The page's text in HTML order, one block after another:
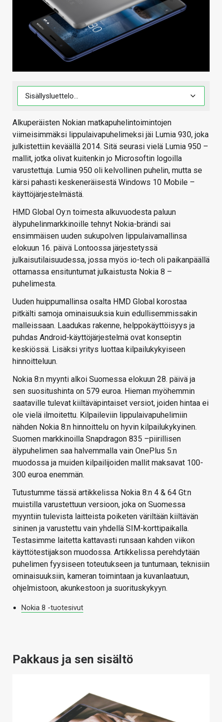
VAIHDA TEEMA
Alkuperäisten Nokian matkapuhelintoimintojen
viimeisimmäksi lippulaivapuhelimeksi jäi Lumia 930, joka
julkistettiin keväällä 2014. Sitä seurasi vielä Lumia 950 –
mallit, jotka olivat kuitenkin jo Microsoftin logoilla
varustettuja. Lumia 950 oli kelvollinen puhelin, mutta se
kärsi pahasti keskeneräisestä Windows 10 Mobile –
käyttöjärjestelmästä.
HMD Global Oy:n toimesta alkuvuodesta paluun
älypuhelinmarkkinoille tehnyt Nokia-brändi sai
ensimmäisen uuden sukupolven lippulaivamallinsa
elokuun 16. päivä Lontoossa järjestetyssä
julkaisutilaisuudessa, jossa myös io-tech oli paikanpäällä
ottamassa ensituntumat julkaistusta Nokia 8 –
puhelimesta.
Uuden huippumallinsa osalta HMD Global korostaa
pitkälti samoja ominaisuuksia kuin edullisemmissakin
malleissaan. Laadukas rakenne, helppokäyttöisyys ja
puhdas Android-käyttöjärjestelmä ovat konseptin
keskiössä. Lisäksi yritys luottaa kilpailukykyiseen
hinnoitteluun.
Nokia 8:n myynti alkoi Suomessa elokuun 28. päivä ja
sen suositushinta on 579 euroa. Hieman myöhemmin
saataville tulevat kiiltäväpintaiset versiot, joiden hintaa ei
ole vielä ilmoitettu. Kilpaileviin lippulaivapuhelimiin
nähden Nokia 8:n hinnoittelu on hyvin kilpailukykyinen.
Suomen markkinoilla Snapdragon 835 –piirillisen
älypuhelimen saa halvemmalla vain OnePlus 5:n
muodossa ja muiden kilpailijoiden mallit maksavat 100-
300 euroa enemmän.
Tutustumme tässä artikkelissa Nokia 8:n 4 & 64 Gt:n
muistilla varustettuun versioon, joka on Suomessa
myyntiin tulevista laitteista poiketen väriltään kiiltävän
sininen ja varustettu vain yhdellä SIM-korttipaikalla.
Testasimme laitetta kattavasti runsaan kahden viikon
käyttötestijakson muodossa. Artikkelissa perehdytään
puhelimen fyysiseen toteutukseen ja tuntumaan, teknisiin
ominaisuuksiin, kameran toimintaan ja kuvanlaatuun,
ohjelmistoon, akunkestoon ja suorituskykyyn.
Nokia 8 -tuotesivut
Pakkaus ja sen sisältö